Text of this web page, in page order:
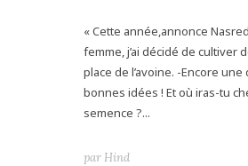
« Cette année,annonce
femme, j’ai décidé de cultiver
place de l’avoine. -Encore une
bonnes idées ! Et où iras-tu
semence ?...
par Hind